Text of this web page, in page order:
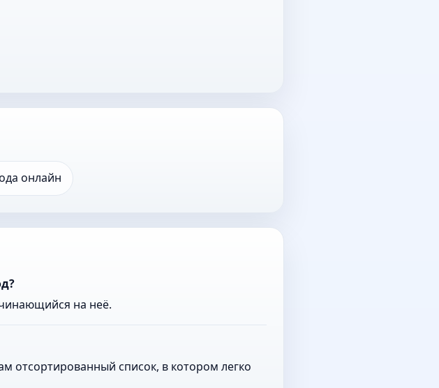
онлайн
на неё.
отсортированный список, в котором легко